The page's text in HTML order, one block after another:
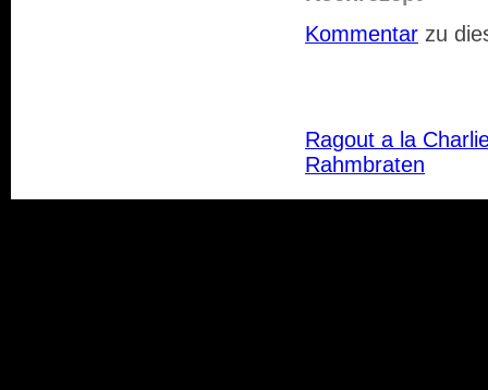
Kommentar zu
Ragout a la
Rahmbraten